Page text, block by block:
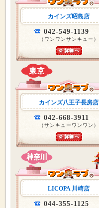
カインズ昭島店
042-549-1139
（ワンワンサンキュー）
カインズ八王子長房店
042-668-3911
（サンキューワンワン）
LICOPA 川崎店
044-355-1125